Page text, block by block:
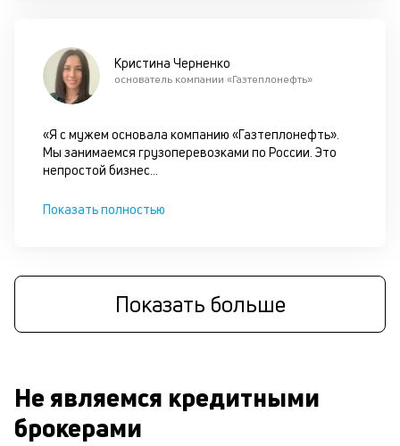
Кристина Черненко
основатель компании «Газтеплонефть»
«Я с мужем основала компанию «Газтеплонефть».
Мы занимаемся грузоперевозками по России. Это
непростой бизнес...
Показать полностью
Показать больше
Не являемся кредитными
брокерами